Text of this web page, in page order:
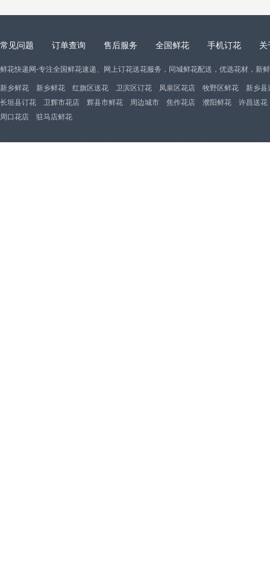
常见问题 订单查询 售后服务 全国鲜花 手机订花 关
鲜花快递网-专注全国鲜花速递、网上订花送花服务，同城鲜花配送，优选花材，新
新乡鲜花 新乡鲜花 红旗区送花 卫滨区订花 凤泉区花店 牧野区鲜花
新乡县
长垣县订花
卫辉市花店 辉县市鲜花 周边城市 焦作花店 濮阳鲜花
许昌送花
周口花店
驻马店鲜花